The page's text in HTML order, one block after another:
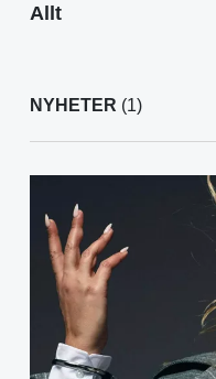
Allt
NYHETER (1)